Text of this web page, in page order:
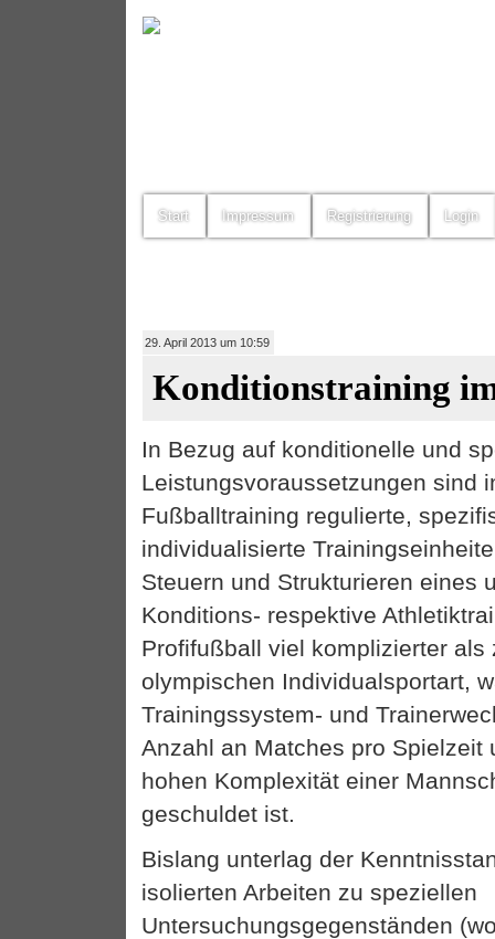
Start Impressum Registrierung Login
29. April 2013 um 10:59
Konditionstraining
In Bezug auf konditionelle und
Leistungsvoraussetzungen sind
Fußballtraining regulierte,
individualisierte
Steuern und Strukturieren eines
Konditions- respektive
Profifußball viel komplizierter als
olympischen Individualsportart,
Trainingssystem- und
Anzahl an Matches pro Spielzeit
hohen Komplexität einer
geschuldet ist.
Bislang unterlag der
isolierten Arbeiten zu speziellen
Untersuchungsgegenständen